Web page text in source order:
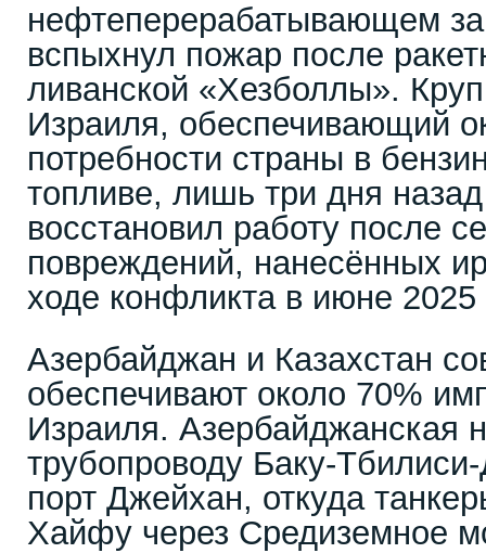
нефтеперерабатывающем
вспыхнул пожар после
ливанской «Хезболлы».
Израиля, обеспечивающий
потребности страны в
топливе, лишь три дня
восстановил работу после
повреждений, нанесённых
ходе конфликта в июне 2025
Азербайджан и Казахстан
обеспечивают около 70%
Израиля. Азербайджанская
трубопроводу Баку-
порт Джейхан, откуда
Хайфу через Средиземное